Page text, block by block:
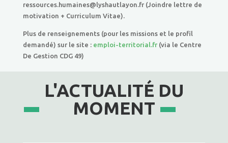
ressources.humaines@lyshautlayon.fr (Joindre lettre de
motivation + Curriculum Vitae).
Plus de renseignements (pour les missions et le profil
demandé) sur le site : emploi-territorial.fr(via le Centre
De Gestion CDG 49)
L'ACTUALITÉ DU
MOMENT